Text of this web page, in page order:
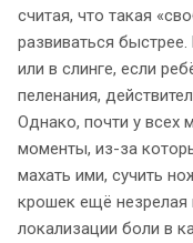
считая, что такая
развиваться
или в слинге, если
пеленания,
Однако, почти у всех
моменты, из-за
махать ими, сучить
крошек ещё незрелая
локализации боли в